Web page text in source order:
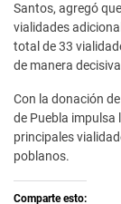
Santos, agregó
vialidades
total de 33
de manera
Con la donación
de Puebla
principales
poblanos.
Comparte esto: